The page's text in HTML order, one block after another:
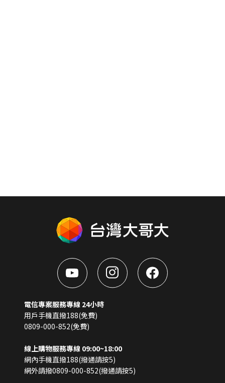
電信專案服務專線 24小時
用戶手機直撥188(免費)
0809-000-852(免費)
線上購物服務專線 09:00~18:00
網內手機直撥188(撥通請按5)
網外請撥0809-000-852(撥通請按5)